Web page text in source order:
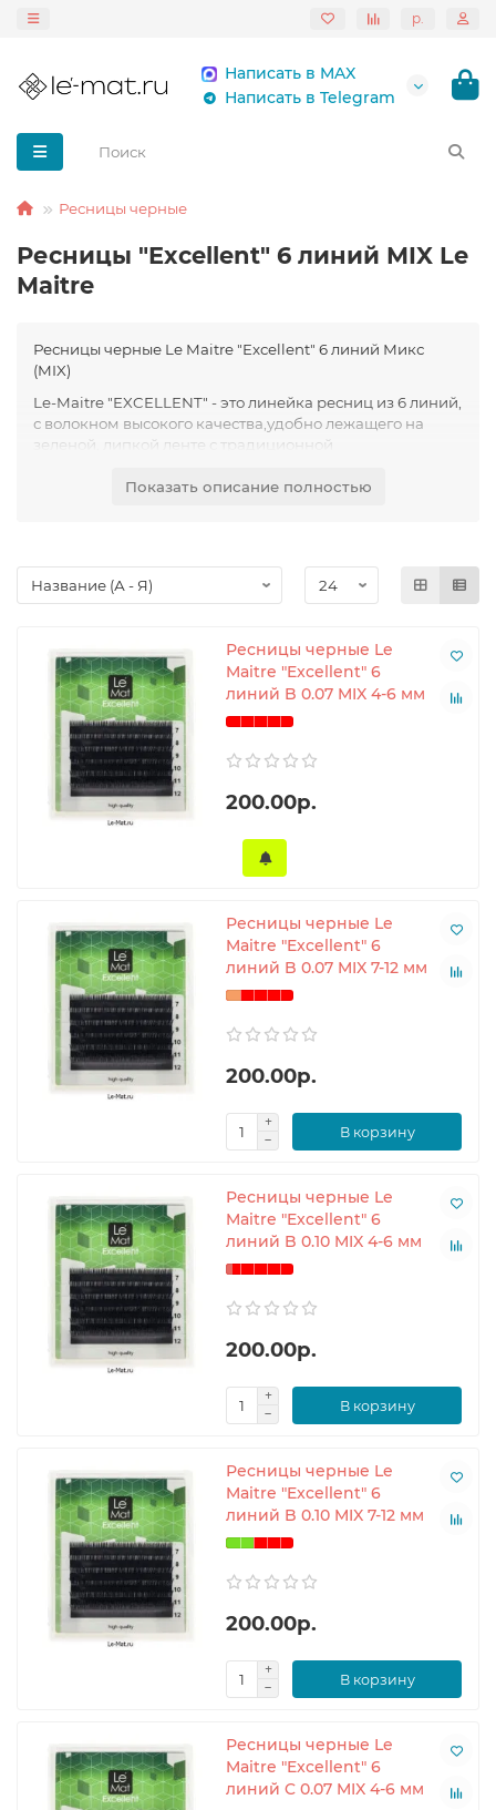
р.
Написать в MAX
Написать в Telegram
Ресницы черные
Ресницы "Excellent" 6 линий MIX Le
Maitre
Ресницы черные Le Maitre "Excellent" 6 линий Микс
(MIX)
Le-Maitre "EXCELLENT" - это линейка ресниц из 6 линий,
с волокном высокого качества,удобно лежащего на
зеленой, липкой ленте с традиционной
с равномерной длиной, устойчиво держит форму во
Мягкий черный цвет
Авторские изгибы
Плотная набивка ленты
Удобная зеленая липкая лента
Фольгированная основа
Характерное отличие в техническом исполнении
ресниц
Сужение начинается от середины
Форма изгибов авторская (такая же форма в
Bronze
Показать описание полностью
Ресницы черные Le
Maitre "Excellent" 6
линий B 0.07 MIX 4-6 мм
200.00р.
Ресницы черные Le
Maitre "Excellent" 6
линий B 0.07 MIX 7-12 мм
200.00р.
В корзину
Ресницы черные Le
Maitre "Excellent" 6
линий B 0.10 MIX 4-6 мм
200.00р.
В корзину
Ресницы черные Le
Maitre "Excellent" 6
линий B 0.10 MIX 7-12 мм
200.00р.
В корзину
Ресницы черные Le
Maitre "Excellent" 6
линий C 0.07 MIX 4-6 мм